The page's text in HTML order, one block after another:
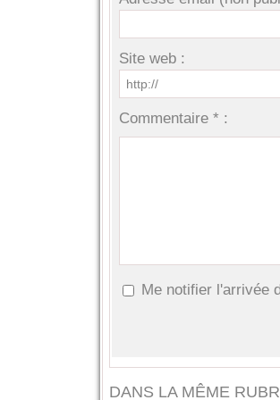
Site web :
Commentaire * :
Me notifier l'arrivée
DANS LA MÊME